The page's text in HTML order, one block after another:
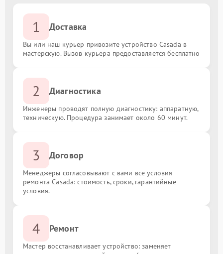
1 Доставка
Вы или наш курьер привозите устройство Casada в
мастерскую. Вызов курьера предоставляется бесплатно
2 Диагностика
Инженеры проводят полную диагностику: аппаратную,
техническую. Процедура занимает около 60 минут.
3 Договор
Менеджеры согласовывают с вами все условия
ремонта Casada: стоимость, сроки, гарантийные
условия.
4 Ремонт
Мастер восстанавливает устройство: заменяет